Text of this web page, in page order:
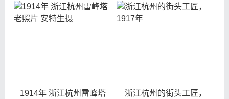
1914年 浙江杭州雷峰塔
浙江杭州的街头工匠，